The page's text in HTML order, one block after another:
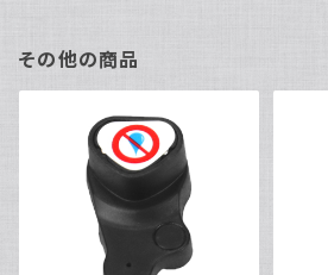
その他の商品